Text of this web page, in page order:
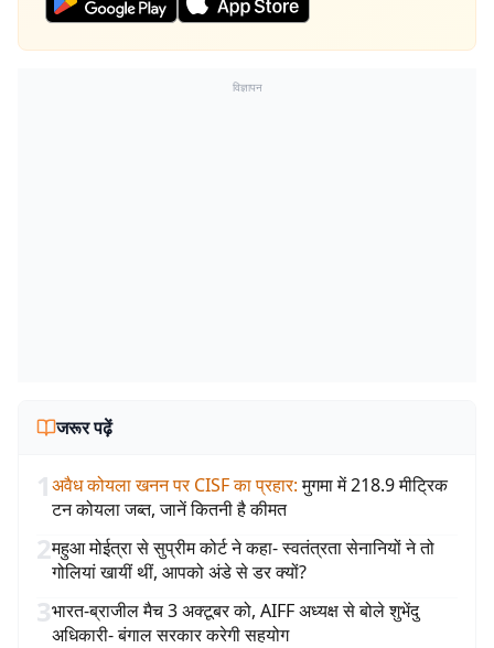
विज्ञापन
जरूर पढ़ें
1अवैध कोयला खनन पर CISF का प्रहार: मुगमा में 218.9 मीट्रिक
टन कोयला जब्त, जानें कितनी है कीमत
2महुआ मोईत्रा से सुप्रीम कोर्ट ने कहा- स्वतंत्रता सेनानियों ने तो
गोलियां खायीं थीं, आपको अंडे से डर क्यों?
3भारत-ब्राजील मैच 3 अक्टूबर को, AIFF अध्यक्ष से बोले शुभेंदु
अधिकारी- बंगाल सरकार करेगी सहयोग